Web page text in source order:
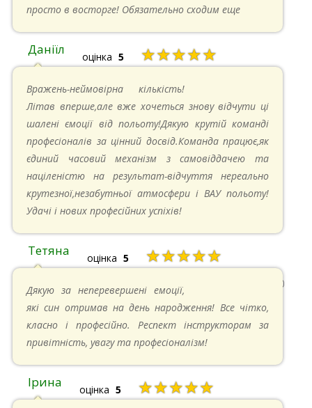
просто в восторге! Обязательно сходим еще
Даніїл оцінка 5 ★★★★★
Вражень-неймовірна кількість!
Літав вперше,але вже хочеться знову відчути ці
шалені ємоції від польоту!Дякую крутій команді
професіоналів за цінний досвід.Команда працює,як
єдиний часовий механізм з самовіддачею та
націленістю на результат-відчуття нереально
крутезної,незабутньої атмосфери і ВАУ польоту!
Удачі і нових професійних успіхів!
Тетяна оцінка 5 ★★★★★
13.05.2024 в 11:30
Дякую за неперевершені емоції,
які син отримав на день народження! Все чітко,
класно і професійно. Респект інструкторам за
привітність, увагу та професіоналізм!
Ірина оцінка 5 ★★★★★